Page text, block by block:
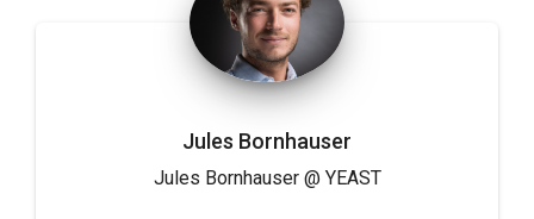
Jules Bornhauser
Jules Bornhauser @ YEAST